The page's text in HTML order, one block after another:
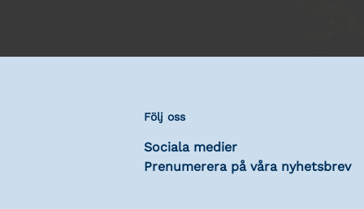
Följ oss
Sociala medier
Prenumerera på våra nyhetsbrev